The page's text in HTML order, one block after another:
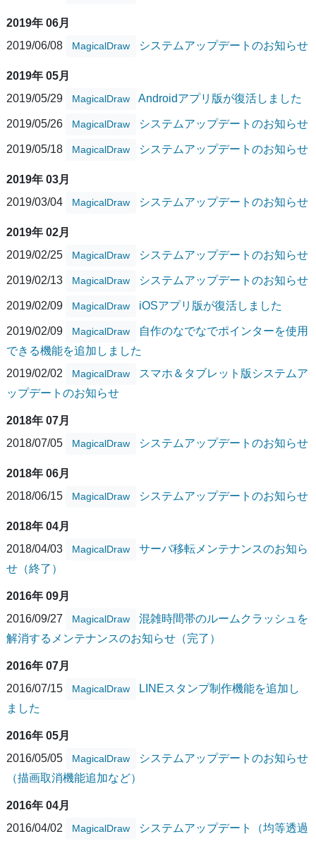
2019年 06月
2019/06/08
MagicalDraw システムアップデートのお知らせ
2019年 05月
2019/05/29
MagicalDraw Androidアプリ版が復活しました
2019/05/26 MagicalDraw システムアップデートのお知らせ
2019/05/18 MagicalDraw システムアップデートのお知らせ
2019年 03月
2019/03/04
MagicalDraw システムアップデートのお知らせ
2019年 02月
2019/02/25
MagicalDraw システムアップデートのお知らせ
2019/02/13 MagicalDraw システムアップデートのお知らせ
2019/02/09 MagicalDraw iOSアプリ版が復活しました
2019/02/09 MagicalDraw
自作のなでなでポインターを使用
できる機能を追加しました
2019/02/02
MagicalDraw
スマホ＆タブレット版システムア
ップデートのお知らせ
2018年 07月
2018/07/05
MagicalDraw システムアップデートのお知らせ
2018年 06月
2018/06/15
MagicalDraw システムアップデートのお知らせ
2018年 04月
2018/04/03
MagicalDraw
サーバ移転メンテナンスのお知ら
せ（終了）
2016年 09月
2016/09/27
MagicalDraw
混雑時間帯のルームクラッシュを
解消するメンテナンスのお知らせ（完了）
2016年 07月
2016/07/15
MagicalDraw
LINEスタンプ制作機能を追加し
ました
2016年 05月
2016/05/05
MagicalDraw
システムアップデートのお知らせ
（描画取消機能追加など）
2016年 04月
2016/04/02
MagicalDraw
システムアップデート（均等透過